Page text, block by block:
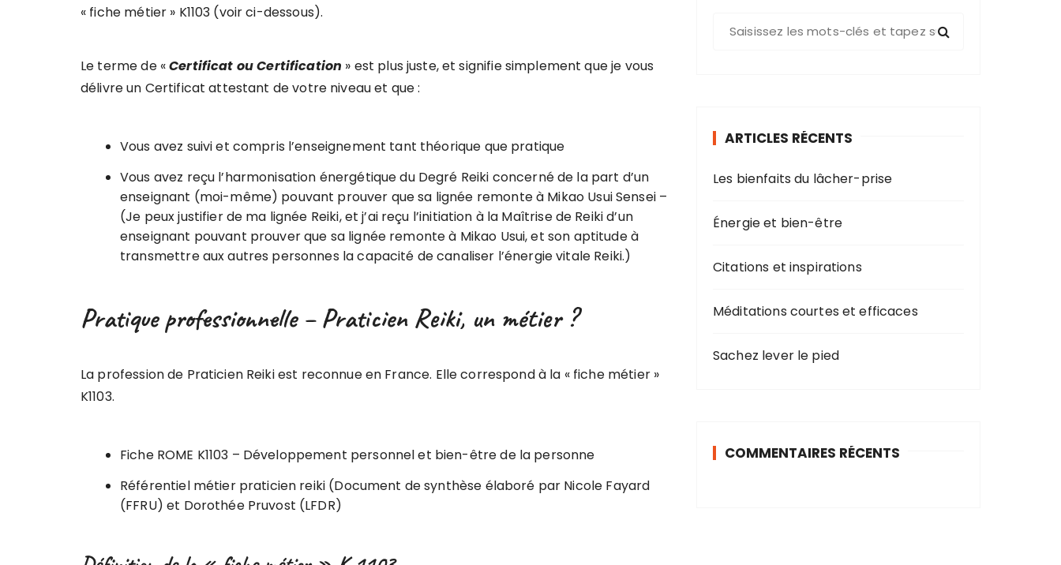
« fiche métier » K1103 (voir ci-dessous).
Le terme de «Certificat ou Certification » est plus juste, et signifie simplement que je vous
délivre un Certificat attestant de votre niveau et que :
Vous avez suivi et compris l’enseignement tant théorique que pratique
Vous avez reçu l’harmonisation énergétique du Degré Reiki concerné de la part d’un
enseignant (moi-même) pouvant prouver que sa lignée remonte à Mikao Usui Sensei –
(Je peux justifier de ma lignée Reiki, et j’ai reçu l’initiation à la Maîtrise de Reiki d’un
enseignant pouvant prouver que sa lignée remonte à Mikao Usui, et son aptitude à
transmettre aux autres personnes la capacité de canaliser l’énergie vitale Reiki.)
Pratique professionnelle – Praticien Reiki, un métier ?
La profession de Praticien Reiki est reconnue en France. Elle correspond à la « fiche métier »
K1103.
Fiche ROME K1103 – Développement personnel et bien-être de la personne
Référentiel métier praticien reiki (Document de synthèse élaboré par Nicole Fayard
(FFRU) et Dorothée Pruvost (LFDR)
ARTICLES RÉCENTS
Les bienfaits du lâcher-prise
Énergie et bien-être
Citations et inspirations
Méditations courtes et efficaces
Sachez lever le pied
COMMENTAIRES RÉCENTS